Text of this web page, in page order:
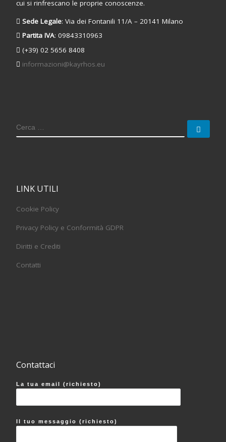
cui si rinfrescano le proprie conoscenze.
Sede Legale: Via dei Fontanili 11/A – 20141 Milano
Partita IVA: 09843310963
(+39) 02 5656 8408
informazioni@kayrhos.eu
LINK UTILI
Cookie Policy
Privacy Policy e Conformità GDPR
Diritti e Crediti
Contatti
Contattaci
La tua email (richiesto)
Il tuo messaggio (richiesto)